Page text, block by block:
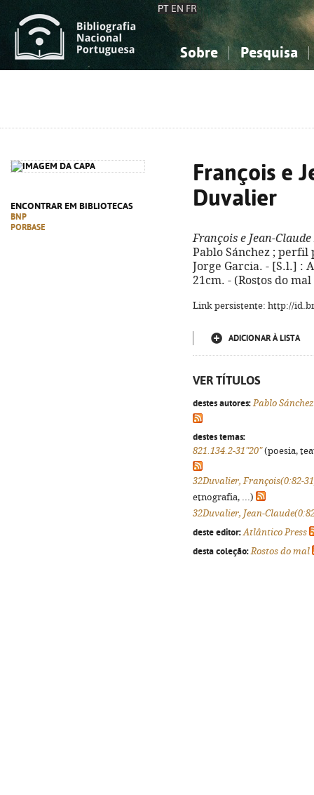
PT EN FR
Sobre Pesquisa
ENCONTRAR EM BIBLIOTECAS
BNP
PORBASE
François e
Duvalier
François e Jean-
Pablo Sánchez ;
Jorge Garcia. - [S.l.] :
21cm. - (Rostos do mal
Link persistente: http://
ADICIONAR À LISTA
VER TÍTULOS
destes autores: Pablo Sánchez
destes temas:
821.134.2-31"20"(poesia,
32Duvalier, François(0:82-
etnografia, ...)
32Duvalier, Jean-
deste editor: Atlântico Press
desta coleção: Rostos do mal